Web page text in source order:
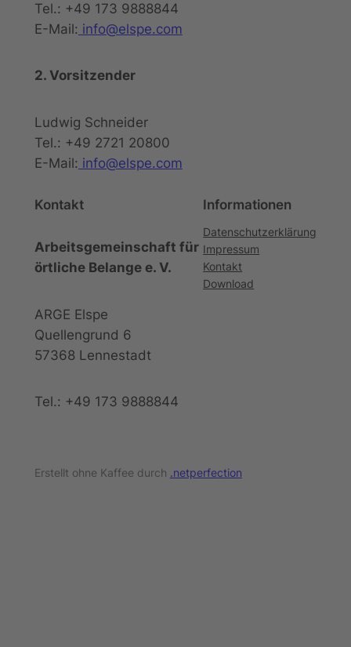
Tel.: +49 173 9888844
E-Mail: info@elspe.com
2. Vorsitzender
Ludwig Schneider
Tel.: +49 2721 20800
E-Mail: info@elspe.com
Kontakt
Arbeitsgemeinschaft für
örtliche Belange e. V.
ARGE Elspe
Quellengrund 6
57368 Lennestadt
Tel.: +49 173 9888844
Informationen
Datenschutzerklärung
Impressum
Kontakt
Download
Erstellt ohne Kaffee durch .netperfection